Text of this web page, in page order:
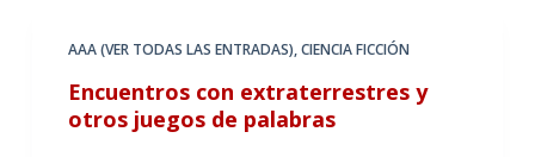
AAA (VER TODAS LAS ENTRADAS),CIENCIA FICCIÓN
Encuentros con extraterrestres y
otros juegos de palabras